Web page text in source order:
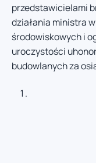
przedstawicielami
działania ministra
środowiskowych i
uroczystości
budowlanych za